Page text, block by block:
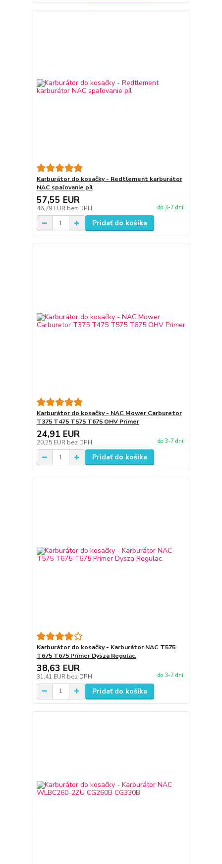
Karburátor do kosačky - Redtlement karburátor
NAC spaľovanie píl
57,55 EUR
46,79 EUR bez DPH do 3-7 dní
Pridať do košíka
Karburátor do kosačky - NAC Mower Carburetor
T375 T475 T575 T675 OHV Primer
24,91 EUR
20,25 EUR bez DPH do 3-7 dní
Pridať do košíka
Karburátor do kosačky - Karburátor NAC T575
T675 T675 Primer Dysza Regulac.
38,63 EUR
31,41 EUR bez DPH do 3-7 dní
Pridať do košíka